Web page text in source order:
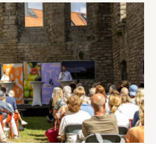
inom den inre
i sin nuvarande form.
välkomnar beskedet.